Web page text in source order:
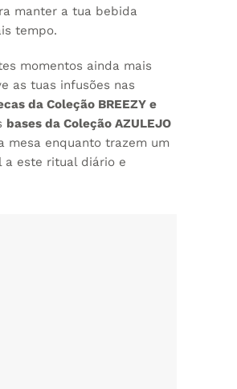
manter a tua bebida
tempo.
momentos ainda mais
as tuas infusões nas
da Coleção BREEZY e
bases da Coleção AZULEJO
mesa enquanto trazem um
a este ritual diário e